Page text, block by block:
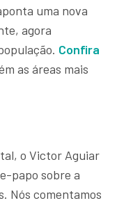
uma nova
agora
Confira
as áreas mais
o Victor Aguiar
papo sobre a
Nós comentamos